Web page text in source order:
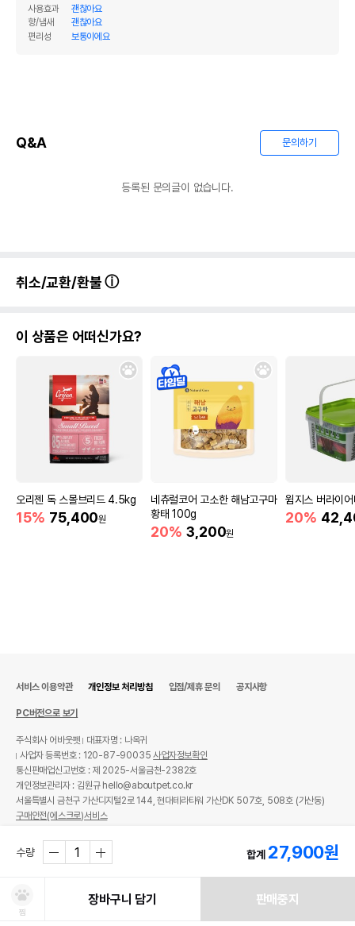
사용효과
괜찮아요
향/냄새
괜찮아요
편리성
보통이에요
Q&A 문의하기
등록된 문의글이 없습니다.
취소/교환/환불
이 상품은 어떠신가요?
오리젠 독 스몰브리드 4.5kg
15% 75,400원
네츄럴코어 고소한 해남고구마
황태 100g
20% 3,200원
윔지스 버라이
20%
수량 합계 27,900원
찜
장바구니 담기 판매중지
서비스 이용약관 개인정보 처리방침 입점/제휴 문의 공지사항
PC버전으로 보기
주식회사 어바웃펫
대표자명 : 나옥귀
사업자 등록번호 : 120-87-90035사업자정보확인
통신판매업신고번호 : 제 2025-서울금천-2382호
개인정보관리자 : 김원규 hello@aboutpet.co.kr
서울특별시 금천구 가산디지털2로 144, 현대테라타워 가산DK 507호, 508호 (가산동)
구매안전(에스크로)서비스